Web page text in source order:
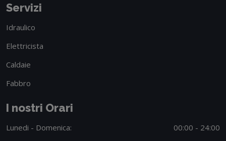
Servizi
Idraulico
Elettricista
Caldaie
Fabbro
I nostri Orari
Lunedi - Domenica: 00:00 - 24:00